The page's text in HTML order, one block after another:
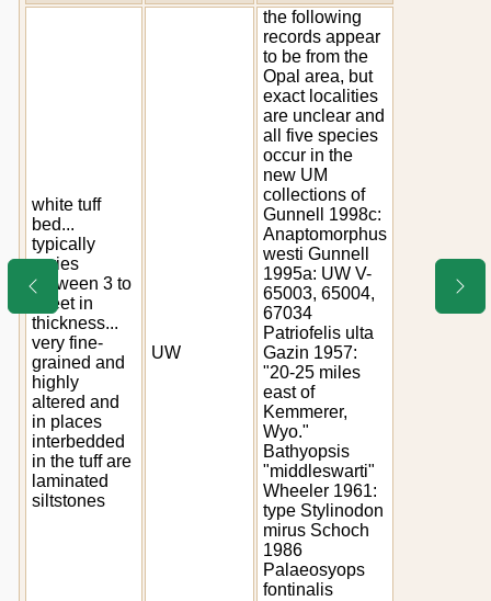
white tuff
bed...
typically
varies
between 3 to
8 feet in
thickness...
very fine-
grained and
highly
altered and
in places
interbedded
in the tuff are
laminated
siltstones
UW
the following
records appear
to be from the
Opal area, but
exact localities
are unclear and
all five species
occur in the
new UM
collections of
Gunnell 1998c:
Anaptomorphus
westi Gunnell
1995a: UW V-
65003, 65004,
67034
Patriofelis ulta
Gazin 1957:
"20-25 miles
east of
Kemmerer,
Wyo."
Bathyopsis
"middleswarti"
Wheeler 1961:
type Stylinodon
mirus Schoch
1986
Palaeosyops
fontinalis